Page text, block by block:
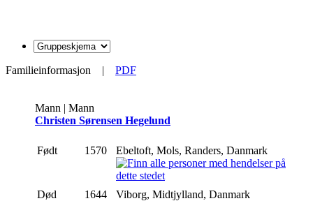
Familieinformasjon | PDF
Mann | Mann
Christen Sørensen Hegelund
Født 1570 Ebeltoft, Mols, Randers, Danmark
Død 1644 Viborg, Midtjylland, Danmark